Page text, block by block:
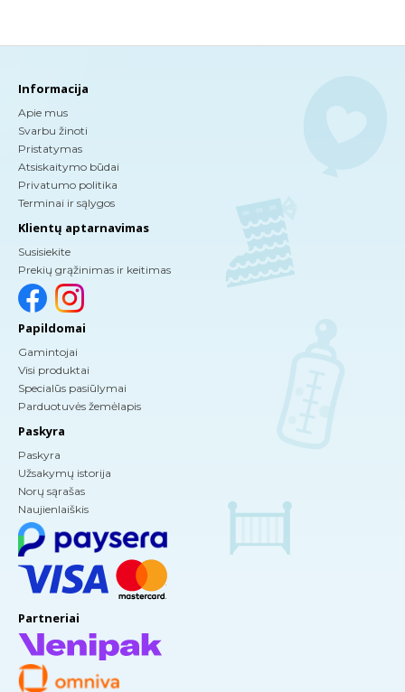
Informacija
Apie mus
Svarbu žinoti
Pristatymas
Atsiskaitymo būdai
Privatumo politika
Terminai ir sąlygos
Klientų aptarnavimas
Susisiekite
Prekių grąžinimas ir keitimas
Papildomai
Gamintojai
Visi produktai
Specialūs pasiūlymai
Parduotuvės žemėlapis
Paskyra
Paskyra
Užsakymų istorija
Norų sąrašas
Naujienlaiškis
Partneriai